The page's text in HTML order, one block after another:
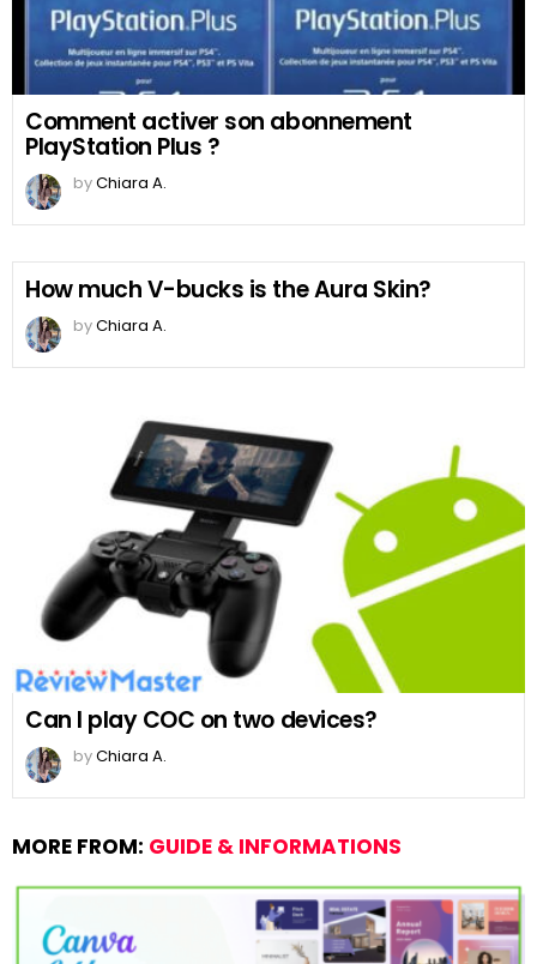
Comment activer son abonnement
PlayStation Plus ?
byChiara A.
How much V-bucks is the Aura Skin?
byChiara A.
Can I play COC on two devices?
byChiara A.
MORE FROM: GUIDE & INFORMATIONS